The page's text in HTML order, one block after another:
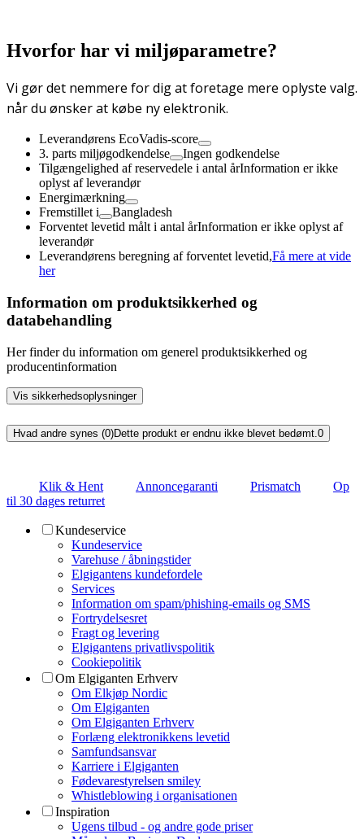
Hvorfor har vi miljøparametre?
Vi gør det nemmere for dig at foretage mere oplyste valg.
når du ønsker at købe ny elektronik.
Leverandørens EcoVadis-score
3. parts miljøgodkendelse
Ingen godkendelse
Tilgængelighed af reservedele i antal årInformation er ikke
oplyst af leverandør
Energimærkning
Fremstillet i
Bangladesh
Forventet levetid målt i antal årInformation er ikke oplyst af
leverandør
Leverandørens beregning af forventet levetid,Få mere at vide
her
Information om produktsikkerhed og
databehandling
Her finder du information om generel produktsikkerhed og
producentinformation
Vis sikkerhedsoplysninger
Hvad andre synes (0)Dette produkt er endnu ikke blevet bedømt.0
Klik & Hent Annoncegaranti Prismatch
Op
til 30 dages returret
Kundeservice
Kundeservice
Varehuse / åbningstider
Elgigantens kundefordele
Services
Information om spam/phishing-emails og SMS
Fortrydelsesret
Fragt og levering
Elgigantens privatlivspolitik
Cookiepolitik
Om Elgiganten Erhverv
Om Elkjøp Nordic
Om Elgiganten
Om Elgiganten Erhverv
Forlæng elektronikkens levetid
Samfundsansvar
Karriere i Elgiganten
Fødevarestyrelsen smiley
Whistleblowing i organisationen
Inspiration
Ugens tilbud - og andre gode priser